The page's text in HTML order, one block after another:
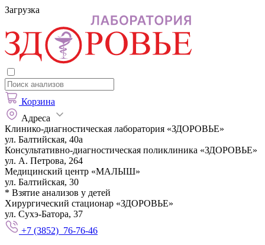
Загрузка
Корзина
Адреса
Клинико-диагностическая лаборатория «ЗДОРОВЬЕ»
ул. Балтийская, 40а
Консультативно-диагностическая поликлиника «ЗДОРОВЬЕ»
ул. А. Петрова, 264
Медицинский центр «МАЛЫШ»
ул. Балтийская, 30
* Взятие анализов у детей
Хирургический стационар «ЗДОРОВЬЕ»
ул. Сухэ-Батора, 37
+7 (3852) 76-76-46